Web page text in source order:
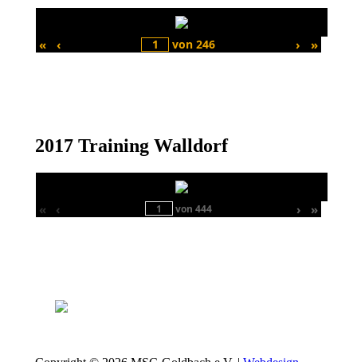
« ‹ von246 › »
2017 Training Walldorf
« ‹ von 444 › »